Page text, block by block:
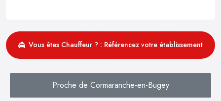
Vous êtes Chauffeur ? : Référencez votre établissement
Proche de Cormaranche-en-Bugey